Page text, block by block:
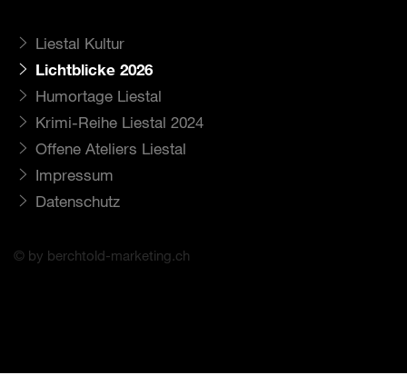
Liestal Kultur
Lichtblicke 2026
Humortage Liestal
Krimi-Reihe Liestal 2024
Offene Ateliers Liestal
Impressum
Datenschutz
© by berchtold-marketing.ch